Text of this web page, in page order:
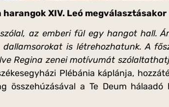
XIV. Leó megválasztásakor
az emberi fül egy hangot hall.
is létrehozhatunk. A
Regina zenei motívumát
Plébánia káplánja,
összehúzásával a Te Deum